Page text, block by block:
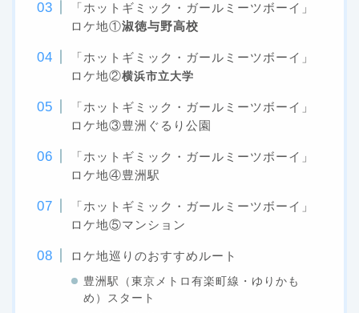
「ホットギミック・ガールミーツボーイ」
ロケ地①淑徳与野高校
「ホットギミック・ガールミーツボーイ」
ロケ地②横浜市立大学
「ホットギミック・ガールミーツボーイ」
ロケ地③豊洲ぐるり公園
「ホットギミック・ガールミーツボーイ」
ロケ地④豊洲駅
「ホットギミック・ガールミーツボーイ」
ロケ地⑤マンション
ロケ地巡りのおすすめルート
豊洲駅（東京メトロ有楽町線・ゆりかも
め）スタート